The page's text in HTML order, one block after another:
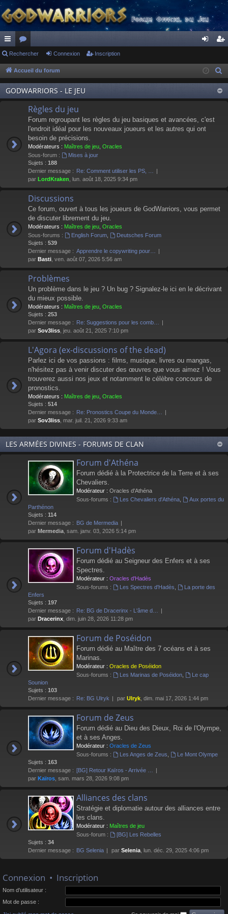
ac
co
ur
ci
or
u
m
s
ne
xi
on
cri
pti
on
Rechercher Connexion Inscription
Accueil du forum
GODWARRIORS - LE JEU
Règles du jeu
Forum regroupant les règles du jeu basiques et avancées, c'est
l'endroit idéal pour les nouveaux joueurs et les autres qui ont
besoin de précisions.
Modérateurs : Maîtres de jeu Oracles
Sous-forum :
Mises à jour
Sujets : 188
Dernier message : Re: Comment utiliser les PS, …
par LordKraken , lun. août 18, 2025 9:34 pm
Discussions
Ce forum, ouvert à tous les joueurs de GodWarriors, vous permet
de discuter librement du jeu.
Modérateurs : Maîtres de jeu Oracles
Sous-forums :
English Forum,
Deutsches Forum
Sujets : 539
Dernier message : Apprendre le copywriting pour…
par Basti , ven. août 07, 2026 5:56 am
Problèmes
Un problème dans le jeu ? Un bug ? Signalez-le ici en le décrivant
du mieux possible.
Modérateurs : Maîtres de jeu Oracles
Sujets : 253
Dernier message : Re: Suggestions pour les comb…
par Sov3liss , jeu. août 21, 2025 7:10 pm
L'Agora (ex-discussions of the dead)
Parlez ici de vos passions : films, musique, livres ou mangas,
n'hésitez pas à venir discuter des œuvres que vous aimez ! Vous
trouverez aussi nos jeux et notamment le célèbre concours de
pronostics.
Modérateurs : Maîtres de jeu Oracles
Sujets : 514
Dernier message : Re: Pronostics Coupe du Monde…
par Sov3liss , mar. juil. 21, 2026 9:33 am
LES ARMÉES DIVINES - FORUMS DE CLAN
Forum d'Athéna
Forum dédié à la Protectrice de la Terre et à ses
Chevaliers.
Modérateur : Oracles d'Athéna
Sous-forums :
Les Chevaliers d'Athéna,
Aux portes du
Parthénon
Sujets : 114
Dernier message : BG de Mermedia
par Mermedia , sam. janv. 03, 2026 5:14 pm
Forum d'Hadès
Forum dédié au Seigneur des Enfers et à ses
Spectres.
Modérateur : Oracles d'Hadès
Sous-forums :
Les Spectres d'Hadès
La porte des
Enfers
Sujets : 197
Dernier message : Re: BG de Dracerinx - L'âme d…
par Dracerinx , dim. juin 28, 2026 11:28 pm
Forum de Poséidon
Forum dédié au Maître des 7 océans et à ses
Marinas.
Modérateur : Oracles de Poséidon
Sous-forums :
Les Marinas de Poséidon,
Le cap
Sounion
Sujets : 103
Dernier message : Re: BG Ulryk par Ulryk , dim. mai 17, 2026 1:44 pm
Forum de Zeus
Forum dédié au Dieu des Dieux, Roi de l'Olympe,
et à ses Anges.
Modérateur : Oracles de Zeus
Sous-forums :
Les Anges de Zeus
Le Mont Olympe
Sujets : 163
Dernier message : [BG] Retour Kaïros - Arrivée …
par Kaïros , sam. mars 28, 2026 9:08 pm
Alliances des clans
Stratégie et diplomatie autour des alliances entre
les clans.
Modérateur : Maîtres de jeu
Sous-forum :
[BG] Les Rebelles
Sujets : 34
Dernier message : BG Selenia par Selenia , lun. déc. 29, 2025 4:06 pm
Connexion • Inscription
Nom d’utilisateur :
Mot de passe :